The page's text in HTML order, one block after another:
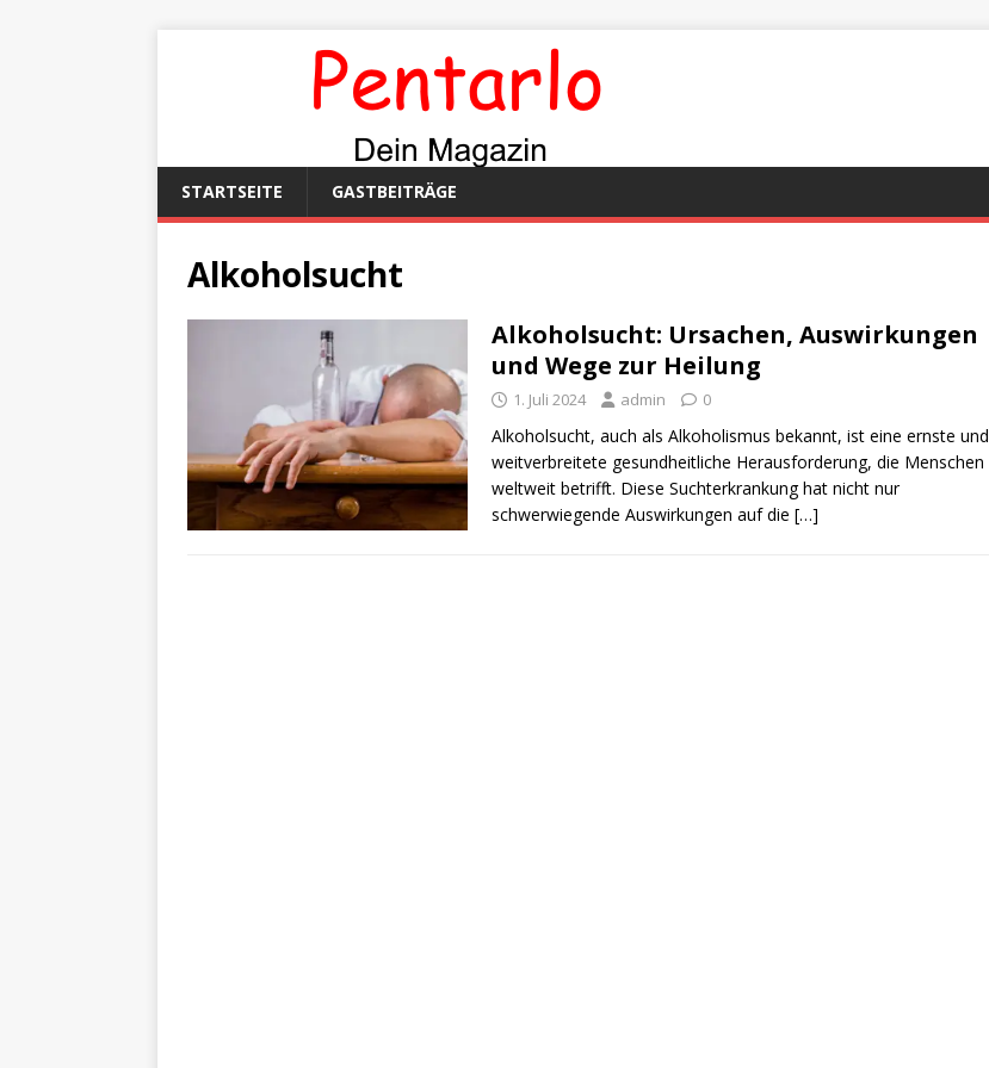
STARTSEITE GASTBEITRÄGE
Alkoholsucht
Alkoholsucht: Ursachen, Auswirkungen
und Wege zur Heilung
1. Juli 2024 admin 0
Alkoholsucht, auch als Alkoholismus bekannt, ist eine ernste und
weitverbreitete gesundheitliche Herausforderung, die Menschen
weltweit betrifft. Diese Suchterkrankung hat nicht nur
schwerwiegende Auswirkungen auf die […]